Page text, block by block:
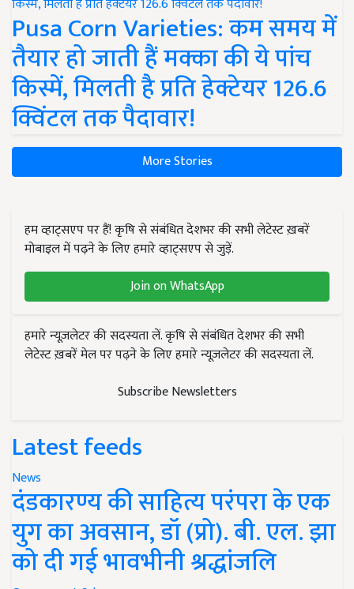
Pusa Corn Varieties: कम समय में
तैयार हो जाती हैं मक्का की ये पांच
किस्में, मिलती है प्रति हेक्टेयर 126.6
क्विंटल तक पैदावार!
More Stories
हम व्हाट्सएप पर हैं! कृषि से संबंधित देशभर की सभी लेटेस्ट ख़बरें
मोबाइल में पढ़ने के लिए हमारे व्हाट्सएप से जुड़ें.
Join on WhatsApp
हमारे न्यूज़लेटर की सदस्यता लें. कृषि से संबंधित देशभर की सभी
लेटेस्ट ख़बरें मेल पर पढ़ने के लिए हमारे न्यूज़लेटर की सदस्यता लें.
Subscribe Newsletters
Latest feeds
News
दंडकारण्य की साहित्य परंपरा के एक
युग का अवसान, डॉ (प्रो). बी. एल. झा
को दी गई भावभीनी श्रद्धांजलि